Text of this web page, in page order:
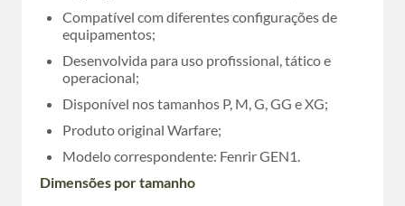
Compatível com diferentes configurações de
equipamentos;
Desenvolvida para uso profissional, tático e
operacional;
Disponível nos tamanhos P, M, G, GG e XG;
Produto original Warfare;
Modelo correspondente: Fenrir GEN1.
Dimensões por tamanho